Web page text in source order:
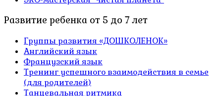
Развитие ребенка от 5 до 7 лет
Группы развития «ДОШКОЛЕНОК»
Английский язык
Французский язык
Тренинг успешного взаимодействия в семье
(для родителей)
Танцевальная ритмика